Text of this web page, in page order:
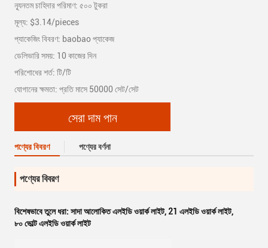
ন্যূনতম চাহিদার পরিমাণ: ৫০০ টুকরা
মূল্য: $3.14/pieces
প্যাকেজিং বিবরণ: baobao প্যাকেজ
ডেলিভারি সময়: 10 কাজের দিন
পরিশোধের শর্ত: টি/টি
যোগানের ক্ষমতা: প্রতি মাসে 50000 সেট/সেট
সেরা দাম পান
পণ্যের বিবরণ পণ্যের বর্ণনা
পণ্যের বিবরণ
বিশেষভাবে তুলে ধরা: সাদা আলোকিত এলইডি ওয়ার্ক লাইট, 21 এলইডি ওয়ার্ক লাইট,
৮০ ভোল্ট এলইডি ওয়ার্ক লাইট